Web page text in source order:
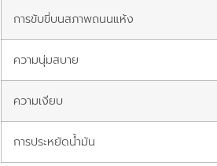
การขับขี่บนสภาพถนนแห้ง
ความนุ่มสบาย
ความเงียบ
การประหยัดน้ำมัน